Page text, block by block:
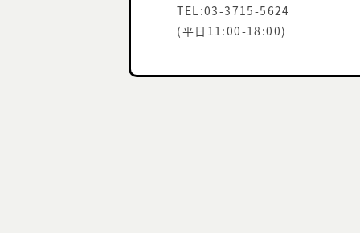
TEL:03-3715-5624
(平日11:00-18:00)